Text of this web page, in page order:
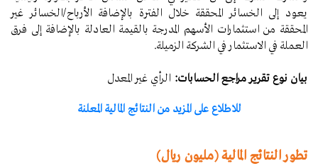
يعود إلى الخسائر المحققة خلال الفترة بالإضافة الأرباح/الخسائر غير
المحققة من استثمارات الأسهم المدرجة بالقيمة العادلة بالإضافة إلى فرق
العملة في الاستثمار في الشركة الزميلة.
بيان نوع تقرير مراجع الحسابات: الرأي غير المعدل
للاطلاع على المزيد من النتائج المالية المعلنة
تطور النتائج المالية (مليون ريال)